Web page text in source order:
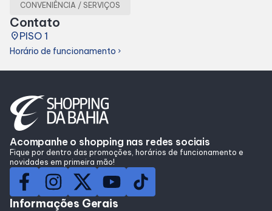
Fique por Dentro
Lojas e Restaurantes
Alimentação
Compre Online
Programa de benefícios
CONVENIÊNCIA / SERVIÇOS
Contato
placePISO 1
Horário de funcionamento chevron_right
Acompanhe o shopping nas redes sociais
Fique por dentro das promoções, horários de funcionamento e
novidades em primeira mão!
Informações Gerais